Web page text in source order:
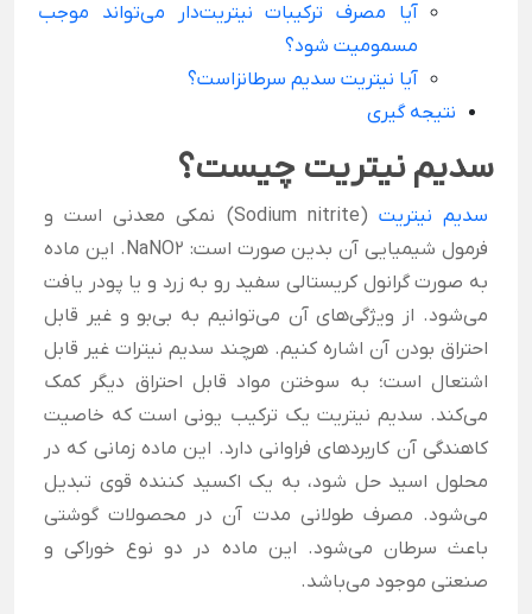
آیا مصرف ترکیبات نیتریت‌دار می‌تواند موجب
مسمومیت شود؟
آیا نیتریت سدیم سرطانزاست؟
نتیجه گیری
سدیم نیتریت چیست؟
سدیم نیتریت
(Sodium nitrite) نمکی معدنی است و
فرمول شیمیایی آن بدین صورت است: NaNO2. این ماده
به صورت گرانول کریستالی سفید رو به زرد و یا پودر یافت
می‌شود. از ویژگی‌های آن می‌توانیم به بی‌بو و غیر قابل
احتراق بودن آن اشاره کنیم. هرچند سدیم نیترات غیر قابل
اشتعال است؛ به سوختن مواد قابل احتراق دیگر کمک
می‌کند. سدیم نیتریت یک ترکیب یونی است که خاصیت
کاهندگی آن کاربردهای فراوانی دارد. این ماده زمانی که در
محلول اسید حل شود، به یک اکسید کننده قوی تبدیل
می‌شود. مصرف طولانی مدت آن در محصولات گوشتی
باعث سرطان می‌شود. این ماده در دو نوع خوراکی و
صنعتی موجود می‌باشد.